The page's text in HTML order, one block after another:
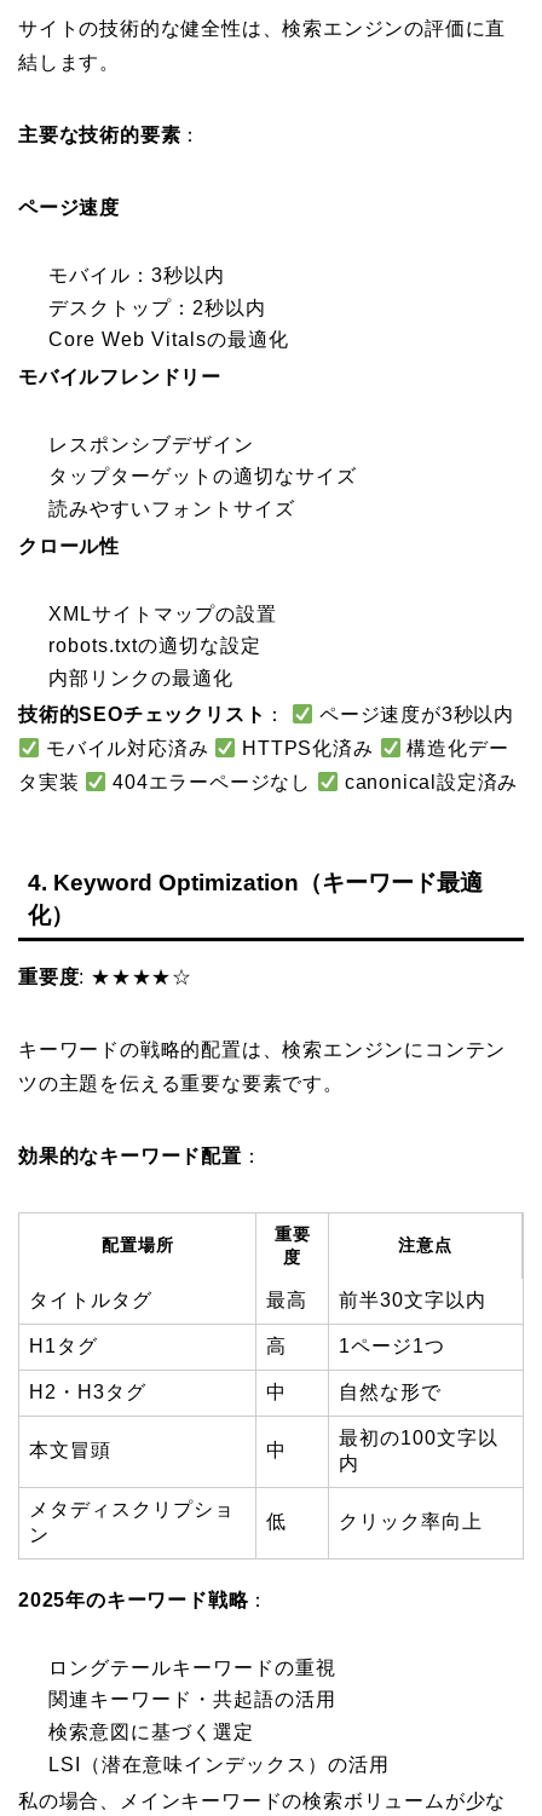
サイトの技術的な健全性は、検索エンジンの評価に直
結します。
主要な技術的要素 ：
ページ速度
モバイル：3秒以内
デスクトップ：2秒以内
Core Web Vitalsの最適化
モバイルフレンドリー
レスポンシブデザイン
タップターゲットの適切なサイズ
読みやすいフォントサイズ
クロール性
XMLサイトマップの設置
robots.txtの適切な設定
内部リンクの最適化
技術的SEOチェックリスト ：
ページ速度が3秒以内
モバイル対応済み
HTTPS化済み
構造化デー
タ実装
404エラーページなし canonical設定済み
4. Keyword Optimization（キーワード最適
化）
重要度: ★★★★☆
キーワードの戦略的配置は、検索エンジンにコンテン
ツの主題を伝える重要な要素です。
効果的なキーワード配置 ：
配置場所
重要
度
注意点
タイトルタグ 最高 前半30文字以内
H1タグ 高 1ページ1つ
H2・H3タグ 中 自然な形で
本文冒頭 中
最初の100文字以
内
メタディスクリプショ
ン
低 クリック率向上
2025年のキーワード戦略：
ロングテールキーワードの重視
関連キーワード・共起語の活用
検索意図に基づく選定
LSI（潜在意味インデックス）の活用
私の場合、メインキーワードの検索ボリュームが少な